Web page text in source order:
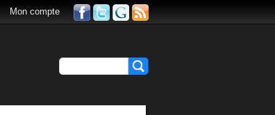
Mon compte